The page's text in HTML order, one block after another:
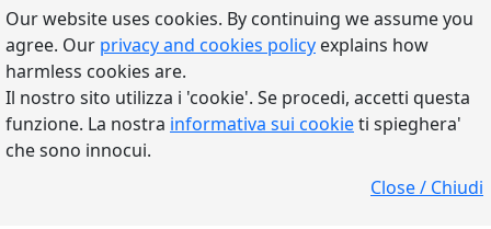
Our website uses cookies. By continuing we assume you
agree. Our privacy and cookies policy explains how
harmless cookies are.
Il nostro sito utilizza i 'cookie'. Se procedi, accetti questa
funzione. La nostra informativa sui cookieti spieghera'
che sono innocui.
Close / Chiudi